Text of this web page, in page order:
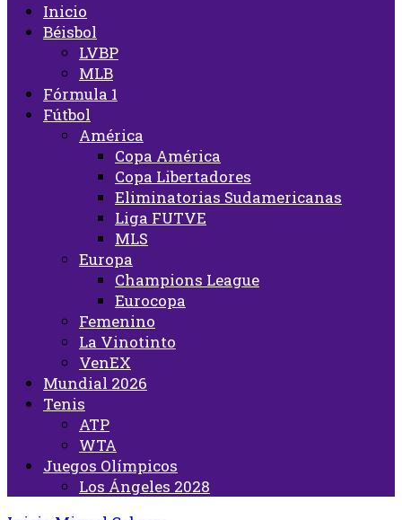
Inicio
Béisbol
LVBP
MLB
Fórmula 1
Fútbol
América
Copa América
Copa Libertadores
Eliminatorias Sudamericanas
Liga FUTVE
MLS
Europa
Champions League
Eurocopa
Femenino
La Vinotinto
VenEX
Mundial 2026
Tenis
ATP
WTA
Juegos Olímpicos
Los Ángeles 2028